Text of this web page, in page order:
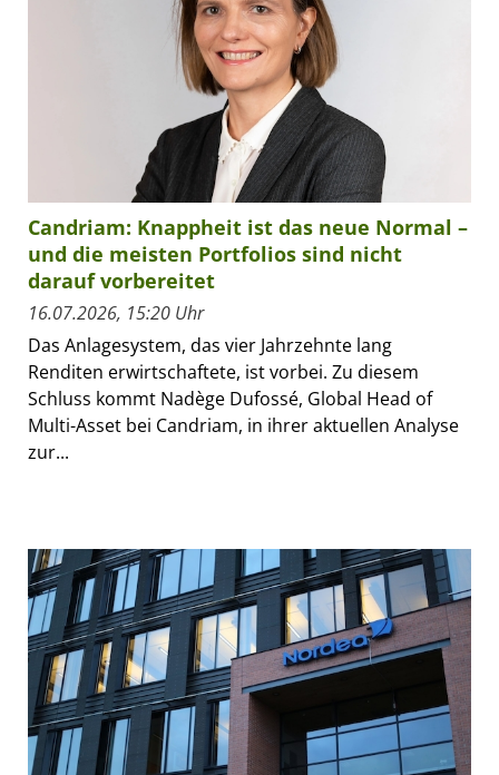
Candriam: Knappheit ist das neue Normal –
und die meisten Portfolios sind nicht
darauf vorbereitet
16.07.2026, 15:20 Uhr
Das Anlagesystem, das vier Jahrzehnte lang
Renditen erwirtschaftete, ist vorbei. Zu diesem
Schluss kommt Nadège Dufossé, Global Head of
Multi-Asset bei Candriam, in ihrer aktuellen Analyse
zur...